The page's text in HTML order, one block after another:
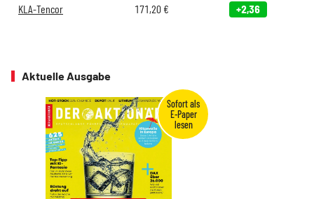
KLA-Tencor 171,20 € +2,36
Aktuelle Ausgabe